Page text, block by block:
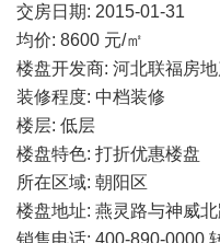
交房日期: 2015-01-31
均价: 8600 元/㎡
楼盘开发商: 河北联福房
装修程度: 中档装修
楼层: 低层
楼盘特色: 打折优惠楼盘
所在区域: 朝阳区
楼盘地址: 燕灵路与神威
销售电话: 400-890-0000